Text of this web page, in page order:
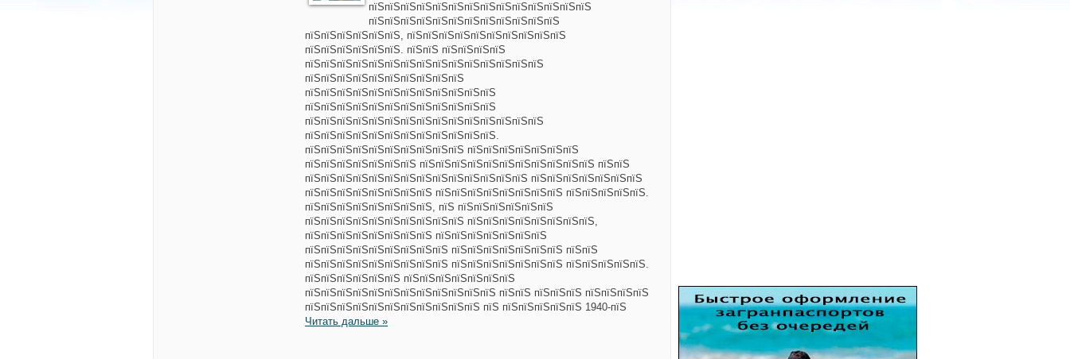
пїЅпїЅпїЅпїЅпїЅпїЅпїЅпїЅпїЅпїЅпїЅпїЅпїЅпїЅ
пїЅпїЅпїЅпїЅпїЅпїЅпїЅпїЅпїЅпїЅпїЅпїЅ
пїЅпїЅпїЅпїЅпїЅпїЅ, пїЅпїЅпїЅпїЅпїЅпїЅпїЅпїЅпїЅпїЅ
пїЅпїЅпїЅпїЅпїЅпїЅ. пїЅпїЅ пїЅпїЅпїЅпїЅ
пїЅпїЅпїЅпїЅпїЅпїЅпїЅпїЅпїЅпїЅпїЅпїЅпїЅпїЅпїЅ
пїЅпїЅпїЅпїЅпїЅпїЅпїЅпїЅпїЅпїЅ
пїЅпїЅпїЅпїЅпїЅпїЅпїЅпїЅпїЅпїЅпїЅпїЅ
пїЅпїЅпїЅпїЅпїЅпїЅпїЅпїЅпїЅпїЅпїЅпїЅ
пїЅпїЅпїЅпїЅпїЅпїЅпїЅпїЅпїЅпїЅпїЅпїЅпїЅпїЅпїЅ
пїЅпїЅпїЅпїЅпїЅпїЅпїЅпїЅпїЅпїЅпїЅпїЅ.
пїЅпїЅпїЅпїЅпїЅпїЅпїЅпїЅпїЅпїЅ пїЅпїЅпїЅпїЅпїЅпїЅпїЅ
пїЅпїЅпїЅпїЅпїЅпїЅпїЅ пїЅпїЅпїЅпїЅпїЅпїЅпїЅпїЅпїЅпїЅпїЅ пїЅпїЅ
пїЅпїЅпїЅпїЅпїЅпїЅпїЅпїЅпїЅпїЅпїЅпїЅпїЅпїЅ пїЅпїЅпїЅпїЅпїЅпїЅпїЅ
пїЅпїЅпїЅпїЅпїЅпїЅпїЅпїЅ пїЅпїЅпїЅпїЅпїЅпїЅпїЅпїЅ пїЅпїЅпїЅпїЅпїЅ.
пїЅпїЅпїЅпїЅпїЅпїЅпїЅпїЅ, пїЅ пїЅпїЅпїЅпїЅпїЅпїЅ
пїЅпїЅпїЅпїЅпїЅпїЅпїЅпїЅпїЅпїЅ пїЅпїЅпїЅпїЅпїЅпїЅпїЅпїЅ,
пїЅпїЅпїЅпїЅпїЅпїЅпїЅпїЅ пїЅпїЅпїЅпїЅпїЅпїЅпїЅ
пїЅпїЅпїЅпїЅпїЅпїЅпїЅпїЅпїЅ пїЅпїЅпїЅпїЅпїЅпїЅпїЅ пїЅпїЅ
пїЅпїЅпїЅпїЅпїЅпїЅпїЅпїЅпїЅ пїЅпїЅпїЅпїЅпїЅпїЅпїЅ пїЅпїЅпїЅпїЅпїЅ.
пїЅпїЅпїЅпїЅпїЅпїЅ пїЅпїЅпїЅпїЅпїЅпїЅпїЅ
пїЅпїЅпїЅпїЅпїЅпїЅпїЅпїЅпїЅпїЅпїЅпїЅ пїЅпїЅ пїЅпїЅпїЅ пїЅпїЅпїЅпїЅ
пїЅпїЅпїЅпїЅпїЅпїЅпїЅпїЅпїЅпїЅпїЅ пїЅ пїЅпїЅпїЅпїЅпїЅ 1940-пїЅ
Читать дальше »